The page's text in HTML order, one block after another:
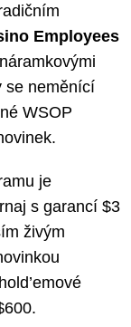
Employees
se neměnící
WSOP
je
s garancí $3
živým